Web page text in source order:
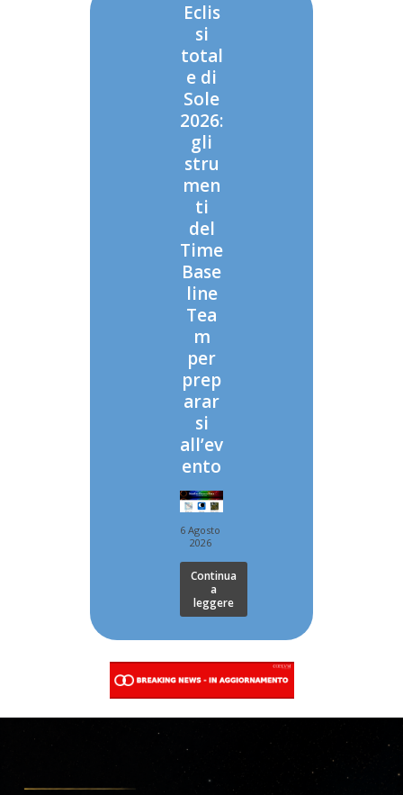
Eclis
si
total
e di
Sole
2026:
gli
stru
men
ti
del
Time
Base
line
Tea
m
per
prep
arar
si
all’ev
ento
6 Agosto
2026
Continua
a
leggere